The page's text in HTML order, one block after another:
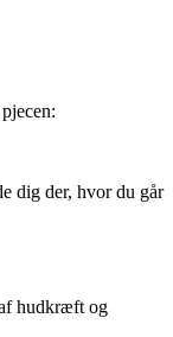
dig der, hvor du går
hudkræft og